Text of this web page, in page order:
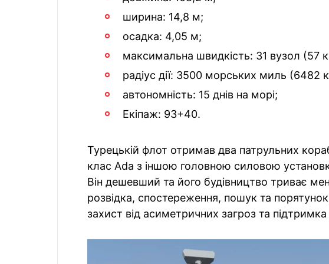
ширина: 14,8 м;
осадка: 4,05 м;
максимальна швидкість: 31 вузол (57
радіус дії: 3500 морських миль (6482
автономність: 15 днів на морі;
Екіпаж: 93+40.
Турецькій флот отримав два патрульних
клас Ada з іншою головною силовою
Він дешевший та його будівництво триває
розвідка, спостереження, пошук та
захист від асиметричних загроз та